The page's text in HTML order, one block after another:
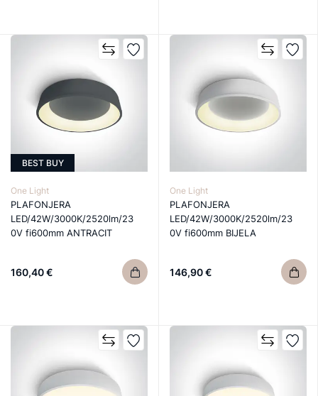
BEST BUY
One Light
PLAFONJERA
LED/42W/3000K/2520lm/23
0V fi600mm ANTRACIT
160,40 €
One Light
PLAFONJERA
LED/42W/3000K/2520lm/23
0V fi600mm BIJELA
146,90 €